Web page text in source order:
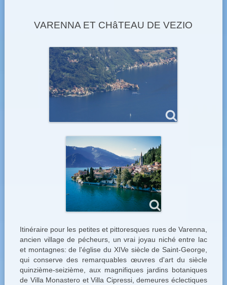
VARENNA ET CHâTEAU DE VEZIO
Itinéraire pour les petites et pittoresques rues de Varenna,
ancien village de pécheurs, un vrai joyau niché entre lac
et montagnes: de l'église du XIVe siècle de Saint-George,
qui conserve des remarquables œuvres d'art du siècle
quinzième-seizième, aux magnifiques jardins botaniques
de Villa Monastero et Villa Cipressi, demeures éclectiques